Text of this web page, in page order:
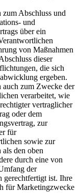
zum Abschluss und
und
über ein
von Maßnahmen
dieser
die sich
ergeben.
auch zum Zwecke der
verarbeitet, wie
vertraglicher
oder dem
zur
für
sowie zur
den oben
durch eine von
der
gerechtfertigt ist. Ihre
für Marketingzwecke